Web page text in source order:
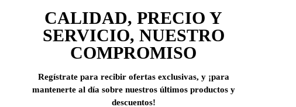
CALIDAD, PRECIO Y
SERVICIO, NUESTRO
COMPROMISO
Regístrate para recibir ofertas exclusivas, y ¡para
mantenerte al día sobre nuestros últimos productos y
descuentos!